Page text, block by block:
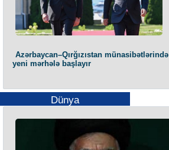
Azərbaycan–Qırğızıstan münasibətlərində
yeni mərhələ başlayır
Dünya